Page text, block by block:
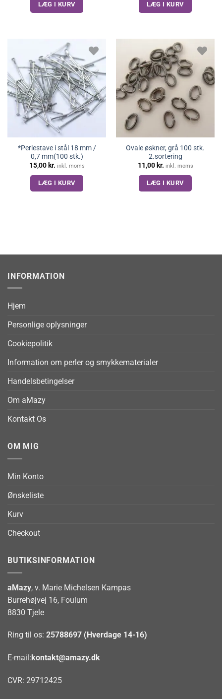
LÆG I KURV LÆG I KURV
*Perlestave i stål 18 mm /
0,7 mm(100 stk.)
15,00 kr. inkl. moms
LÆG I KURV
Ovale øskner, grå 100 stk.
2.sortering
11,00 kr. inkl. moms
LÆG I KURV
INFORMATION
Hjem
Personlige oplysninger
Cookiepolitik
Information om perler og smykkematerialer
Handelsbetingelser
Om aMazy
Kontakt Os
OM MIG
Min Konto
Ønskeliste
Kurv
Checkout
BUTIKSINFORMATION
aMazy, v. Marie Michelsen Kampas
Burrehøjvej 16, Foulum
8830 Tjele
Ring til os: 25788697 (Hverdage 14-16)
E-mail:kontakt@amazy.dk
CVR: 29712425